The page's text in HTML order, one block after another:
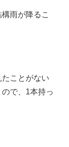
雨が降るこ
ことがない
で、1本持っ